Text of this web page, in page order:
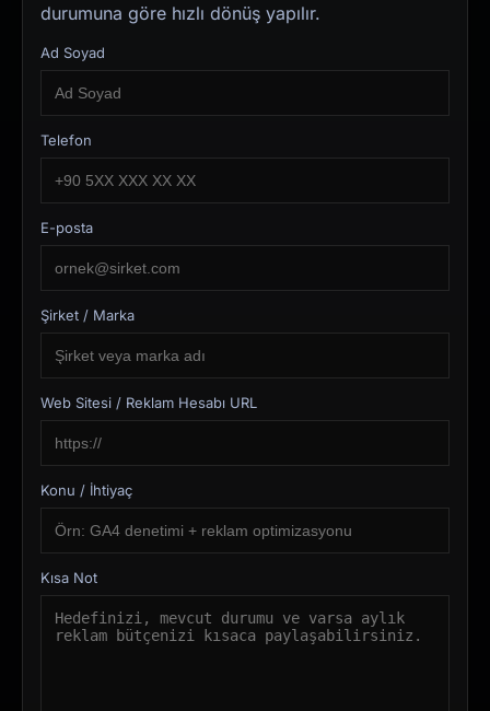
durumuna göre hızlı dönüş yapılır.
Ad Soyad
Telefon
E-posta
Şirket / Marka
Web Sitesi / Reklam Hesabı URL
Konu / İhtiyaç
Kısa Not